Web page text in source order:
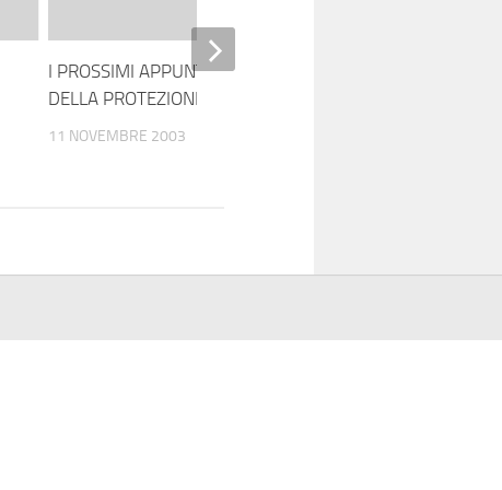
I PROSSIMI APPUNTAMENTI
DELLA PROTEZIONE CIVILE
11 NOVEMBRE 2003